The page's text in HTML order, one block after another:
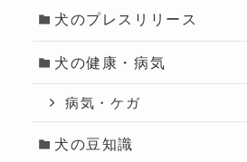
犬のプレスリリース
犬の健康・病気
病気・ケガ
犬の豆知識